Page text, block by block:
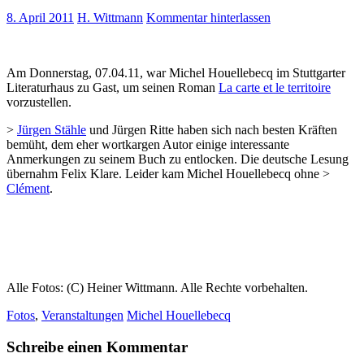
8. April 2011 H. Wittmann Kommentar hinterlassen
Am Donnerstag, 07.04.11, war Michel Houellebecq im Stuttgarter
Literaturhaus zu Gast, um seinen Roman La carte et le territoire
vorzustellen.
> Jürgen Stähle und Jürgen Ritte haben sich nach besten Kräften
bemüht, dem eher wortkargen Autor einige interessante
Anmerkungen zu seinem Buch zu entlocken. Die deutsche Lesung
übernahm Felix Klare. Leider kam Michel Houellebecq ohne >
Clément.
Alle Fotos: (C) Heiner Wittmann. Alle Rechte vorbehalten.
Fotos, Veranstaltungen Michel Houellebecq
Schreibe einen Kommentar